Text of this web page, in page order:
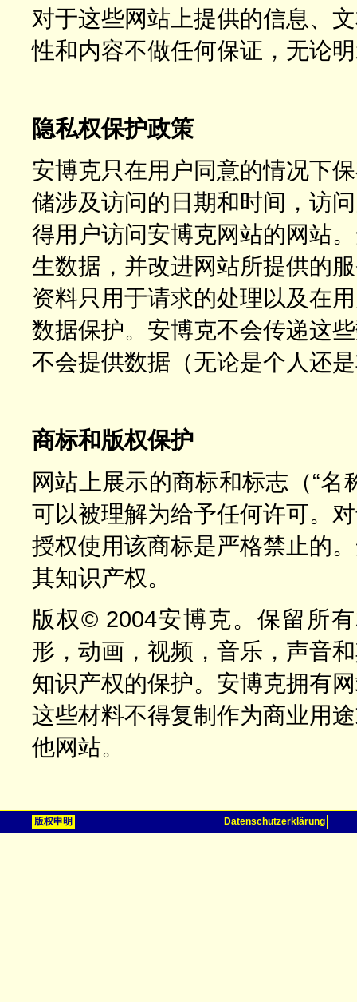
对于这些网站上提供的信息、
性和内容不做任何保证，无论
隐私权保护政策
安博克只在用户同意的情况下
储涉及访问的日期和时间，访
得用户访问安博克网站的网站
生数据，并改进网站所提供的
资料只用于请求的处理以及在
数据保护。安博克不会传递这
不会提供数据（无论是个人还
商标和版权保护
网站上展示的商标和标志（“
可以被理解为给予任何许可。
授权使用该商标是严格禁止的
其知识产权。
版权© 2004安博克。保留所
形，动画，视频，音乐，声音
知识产权的保护。安博克拥有
这些材料不得复制作为商业用
他网站。
版权申明 Datenschutzerklärung